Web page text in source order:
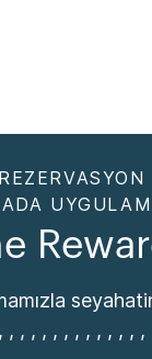
, , , , , , , , , , , , ,